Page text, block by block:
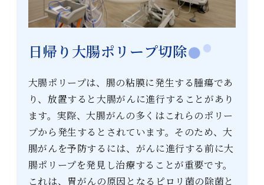
日帰り大腸ポリープ切除
大腸ポリープは、腸の粘膜に発生する腫瘍であ
り、放置すると大腸がんに進行することがあり
ます。実際、大腸がんの多くはこれらのポリー
プから発生するとされています。そのため、大
腸がんを予防するには、がんに進行する前に大
腸ポリープを発見し治療することが重要です。
これは、胃がんの原因となるピロリ菌の除菌と